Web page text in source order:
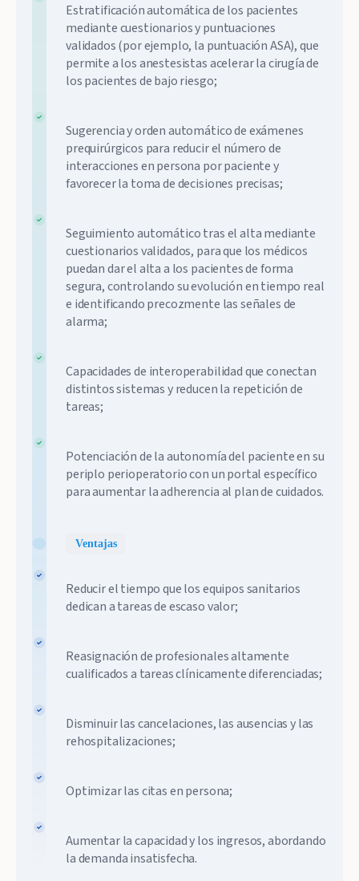
Estratificación automática de los pacientes
mediante cuestionarios y puntuaciones
validados (por ejemplo, la puntuación ASA), que
permite a los anestesistas acelerar la cirugía de
los pacientes de bajo riesgo;
Sugerencia y orden automático de exámenes
prequirúrgicos para reducir el número de
interacciones en persona por paciente y
favorecer la toma de decisiones precisas;
Seguimiento automático tras el alta mediante
cuestionarios validados, para que los médicos
puedan dar el alta a los pacientes de forma
segura, controlando su evolución en tiempo real
e identificando precozmente las señales de
alarma;
Capacidades de interoperabilidad que conectan
distintos sistemas y reducen la repetición de
tareas;
Potenciación de la autonomía del paciente en su
periplo perioperatorio con un portal específico
para aumentar la adherencia al plan de cuidados.
Ventajas
Reducir el tiempo que los equipos sanitarios
dedican a tareas de escaso valor;
Reasignación de profesionales altamente
cualificados a tareas clínicamente diferenciadas;
Disminuir las cancelaciones, las ausencias y las
rehospitalizaciones;
Optimizar las citas en persona;
Aumentar la capacidad y los ingresos, abordando
la demanda insatisfecha.